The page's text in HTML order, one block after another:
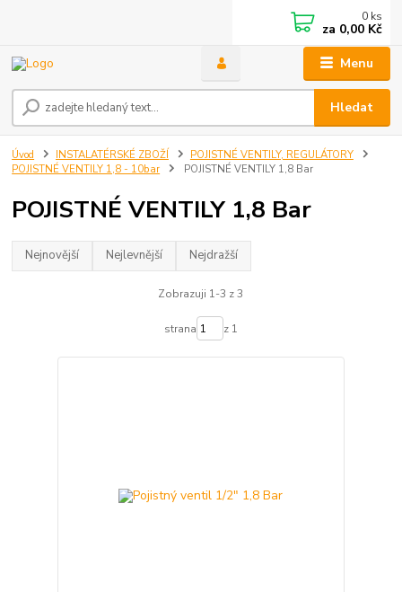
Menu
Hledat
0 ks
za 0,00 Kč
Úvod INSTALATÉRSKÉ ZBOŽÍ
POJISTNÉ VENTILY, REGULÁTORY
POJISTNÉ VENTILY 1,8 - 10bar
POJISTNÉ VENTILY 1,8 Bar
POJISTNÉ VENTILY 1,8 Bar
Nejnovější Nejlevnější Nejdražší
Zobrazuji 1-3 z 3
strana z 1